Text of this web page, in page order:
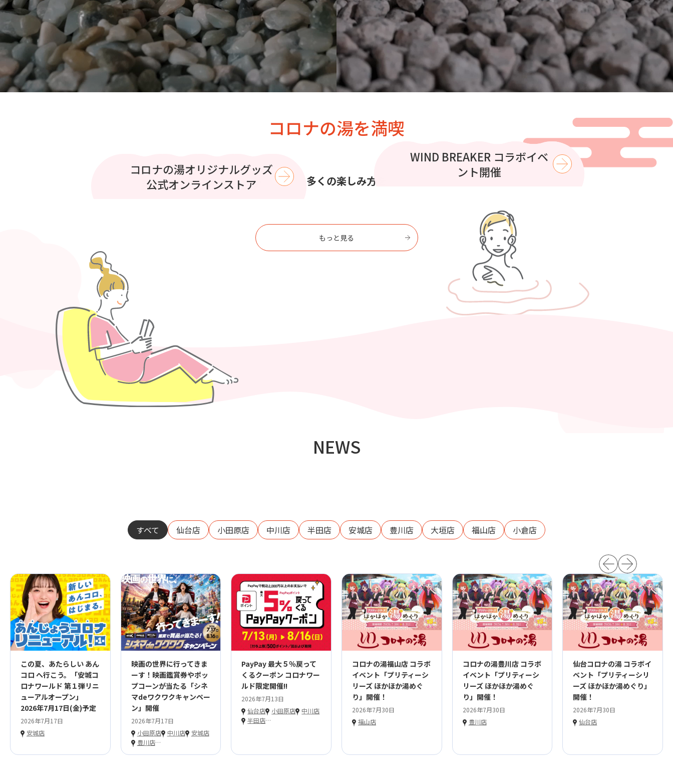
コロナの湯を満喫
より多くの楽しみ方を
コロナの湯で
至福のひとときを過ごす
この夏はコロナの湯で涼もう
【8月】
プリティシリーズ コラボイ
ベント開催
WIND BREAKER コラボイベ
ント開催
コロナの湯オリジナルグッズ
公式オンラインストア
もっと見る
NEWS
すべて 仙台店 小田原店 中川店 半田店 安城店 豊川店 大垣店 福山店 小倉店
この夏、あたらしい あん
コロ へ行こう。「安城コ
ロナワールド 第１弾リニ
ューアルオープン」
2026年7月17日(金)予定
2026年7月17日
安城店
映画の世界に行ってきま
ーす！映画鑑賞券やポッ
プコーンが当たる「シネ
マdeワクワクキャンペー
ン」開催
2026年7月17日
小田原店
中川店
安城店
豊川店…
PayPay 最大５％戻って
くるクーポン コロナワー
ルド限定開催!!
2026年7月13日
仙台店
小田原店
中川店
半田店…
コロナの湯福山店 コラボ
イベント「プリティーシ
リーズ ほかほか湯めぐ
り」開催！
2026年7月30日
福山店
コロナの湯豊川店 コラボ
イベント「プリティーシ
リーズ ほかほか湯めぐ
り」開催！
2026年7月30日
豊川店
仙台コロナの湯 コラボイ
ベント「プリティーシリ
ーズ ほかほか湯めぐり」
開催！
2026年7月30日
仙台店